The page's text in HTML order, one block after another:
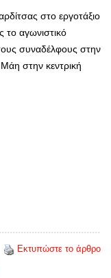
στο εργοτάξιο
αγωνιστικό
συναδέλφους στην
στην κεντρική
Εκτυπώστε το άρθρο